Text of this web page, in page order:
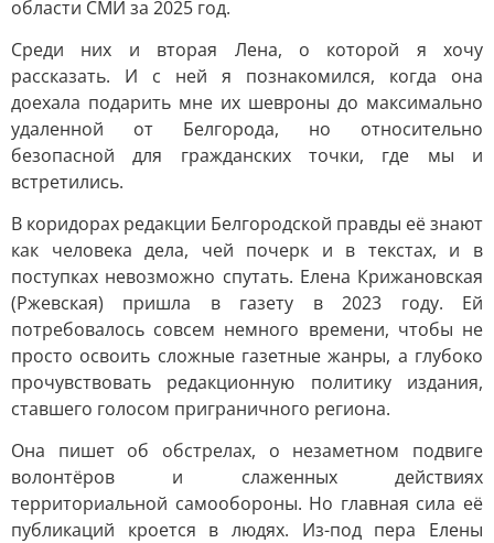
области СМИ за 2025 год.
Среди них и вторая Лена, о которой я хочу
рассказать. И с ней я познакомился, когда она
доехала подарить мне их шевроны до максимально
удаленной от Белгорода, но относительно
безопасной для гражданских точки, где мы и
встретились.
В коридорах редакции Белгородской правды её знают
как человека дела, чей почерк и в текстах, и в
поступках невозможно спутать. Елена Крижановская
(Ржевская) пришла в газету в 2023 году. Ей
потребовалось совсем немного времени, чтобы не
просто освоить сложные газетные жанры, а глубоко
прочувствовать редакционную политику издания,
ставшего голосом приграничного региона.
Она пишет об обстрелах, о незаметном подвиге
волонтёров и слаженных действиях
территориальной самообороны. Но главная сила её
публикаций кроется в людях. Из-под пера Елены